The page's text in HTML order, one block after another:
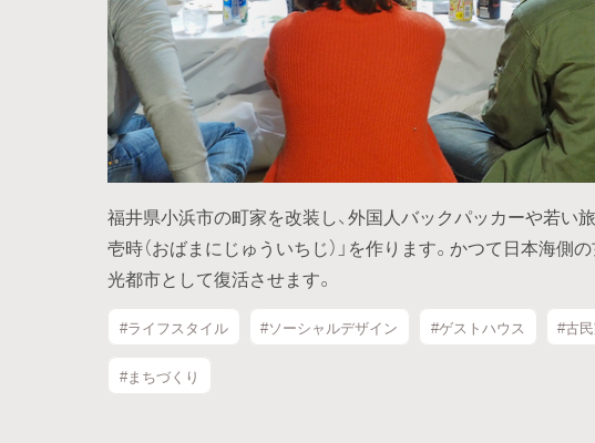
福井県小浜市の町家を改装し、外国人バックパッカーや若い
壱時（おばまにじゅういちじ）」を作ります。かつて日本海
光都市として復活させます。
#ライフスタイル #ソーシャルデザイン #ゲストハウス #古
#まちづくり